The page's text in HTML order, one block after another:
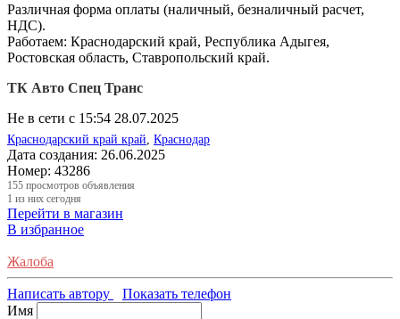
Различная форма оплаты (наличный, безналичный расчет,
НДС).
Работаем: Краснодарский край, Республика Адыгея,
Ростовская область, Ставропольский край.
ТК Авто Спец Транс
Не в сети с 15:54 28.07.2025
Краснодарский край край Краснодар
Дата создания: 26.06.2025
Номер: 43286
155 просмотров объявления
1 из них сегодня
Перейти в магазин
В избранное
Жалоба
Написать автору
Показать телефон
Имя